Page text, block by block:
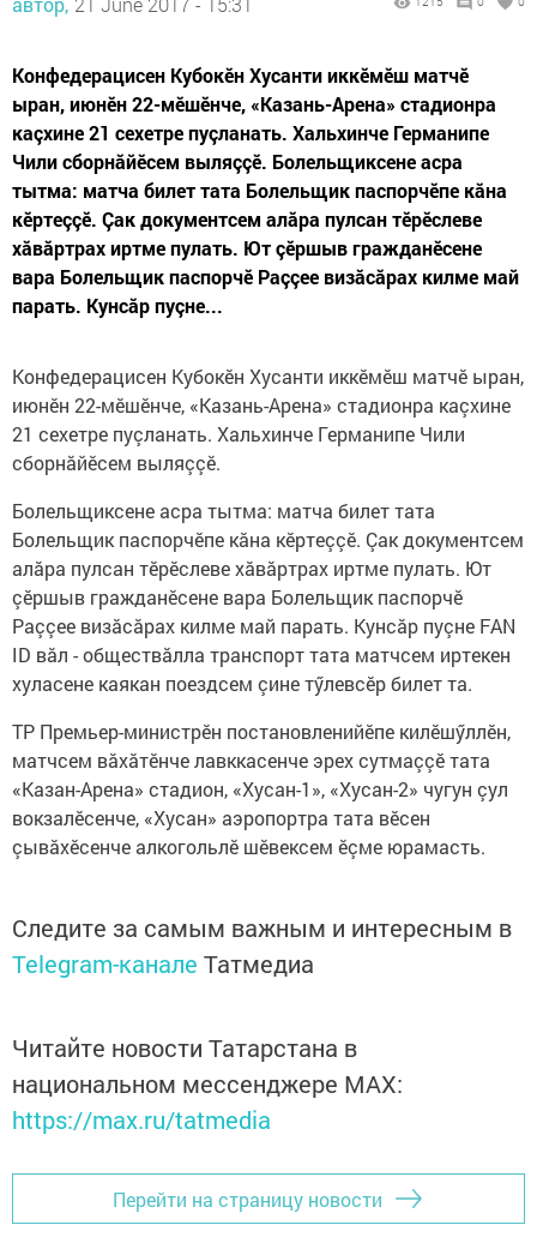
Конфедерацисен Кубокӗн Хусанти иккӗмӗш матчӗ
ыран, июнӗн 22-мӗшӗнче, «Казань-Арена» стадионра
каçхине 21 сехетре пуçланать. Хальхинче Германипе
Чили сборнăйӗсем выляççӗ. Болельщиксене асра
тытма: матча билет тата Болельщик паспорчӗпе кăна
кӗртеççӗ. Çак документсем алăра пулсан тӗрӗслеве
хăвăртрах иртме пулать. Ют çӗршыв гражданӗсене
вара Болельщик паспорчӗ Раççее визăсăрах килме май
парать. Кунсăр пуçне...
Конфедерацисен Кубокӗн Хусанти иккӗмӗш матчӗ ыран,
июнӗн 22-мӗшӗнче, «Казань-Арена» стадионра каçхине
21 сехетре пуçланать. Хальхинче Германипе Чили
сборнăйӗсем выляççӗ.
Болельщиксене асра тытма: матча билет тата
Болельщик паспорчӗпе кăна кӗртеççӗ. Çак документсем
алăра пулсан тӗрӗслеве хăвăртрах иртме пулать. Ют
çӗршыв гражданӗсене вара Болельщик паспорчӗ
Раççее визăсăрах килме май парать. Кунсăр пуçне FAN
ID вăл - обществăлла транспорт тата матчсем иртекен
хуласене каякан поездсем çине тӳлевсӗр билет та.
ТР Премьер-министрӗн постановленийӗпе килӗшӳллӗн,
матчсем вăхăтӗнче лавккасенче эрех сутмаççӗ тата
«Казан-Арена» стадион, «Хусан-1», «Хусан-2» чугун çул
вокзалӗсенче, «Хусан» аэропортра тата вӗсен
çывăхӗсенче алкогольлӗ шӗвексем ӗçме юрамасть.
Следите за самым важным и интересным в
Telegram-канале Татмедиа
Читайте новости Татарстана в
национальном мессенджере MАХ:
https://max.ru/tatmedia
Перейти на страницу новости